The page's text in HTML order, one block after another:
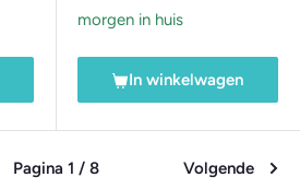
morgen in huis
In winkelwagen
Pagina 1 / 8 Volgende